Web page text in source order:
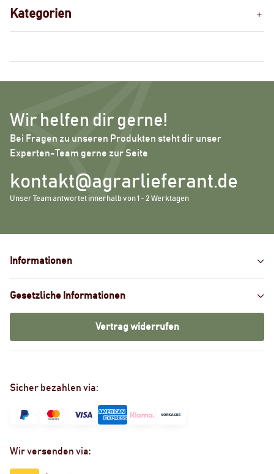
Kategorien
Wir helfen dir gerne!
Bei Fragen zu unseren Produkten steht dir unser
Experten-Team gerne zur Seite
kontakt@agrarlieferant.de
Unser Team antwortet innerhalb von 1 - 2 Werktagen
Informationen
Gesetzliche Informationen
Vertrag widerrufen
Sicher bezahlen via:
Wir versenden via: